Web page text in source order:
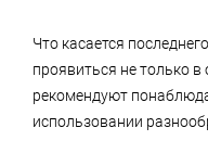
Что касается
проявиться не только
рекомендуют
использовании